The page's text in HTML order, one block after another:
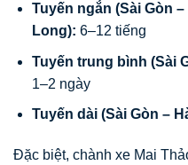
Tuyến ngắn (Sài Gòn
Long): 6–12 tiếng
Tuyến trung bình (Sài
1–2 ngày
Tuyến dài (Sài Gòn –
Đặc biệt, chành xe Mai